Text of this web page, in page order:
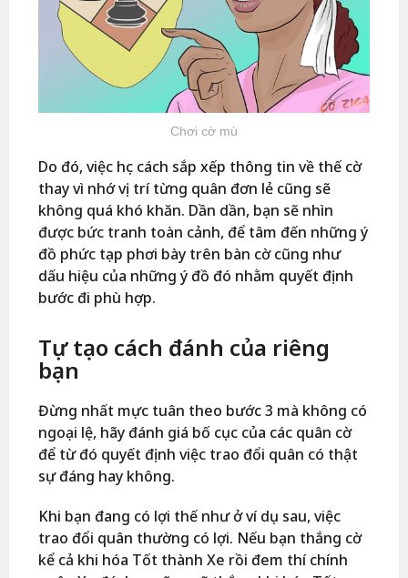
Chơi cờ mù
Do đó, việc học cách sắp xếp thông tin về thế cờ
thay vì nhớ vị trí từng quân đơn lẻ cũng sẽ
không quá khó khăn. Dần dần, bạn sẽ nhìn
được bức tranh toàn cảnh, để tâm đến những ý
đồ phức tạp phơi bày trên bàn cờ cũng như
dấu hiệu của những ý đồ đó nhằm quyết định
bước đi phù hợp.
Tự tạo cách đánh của riêng
bạn
Đừng nhất mực tuân theo bước 3 mà không có
ngoại lệ, hãy đánh giá bố cục của các quân cờ
để từ đó quyết định việc trao đổi quân có thật
sự đáng hay không.
Khi bạn đang có lợi thế như ở ví dụ sau, việc
trao đổi quân thường có lợi. Nếu bạn thắng cờ
kể cả khi hóa Tốt thành Xe rồi đem thí chính